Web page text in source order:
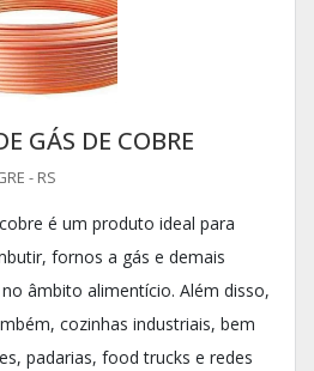
GÁS DE COBRE
- RS
é um produto ideal para
fornos a gás e demais
âmbito alimentício. Além disso,
cozinhas industriais, bem
padarias, food trucks e redes